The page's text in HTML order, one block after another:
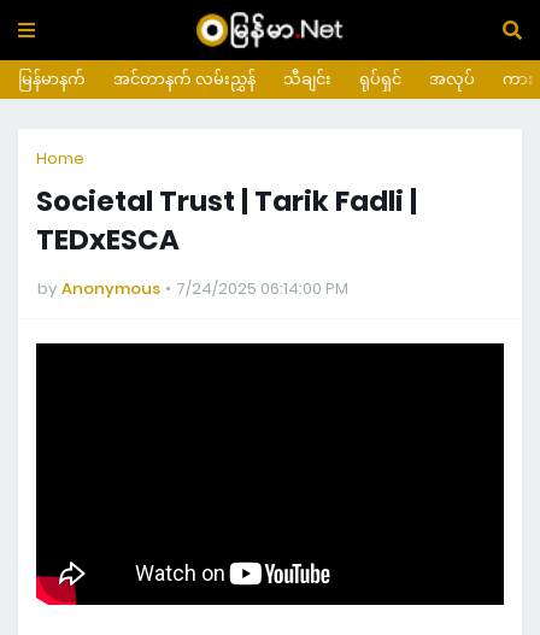
မြန်မာနက် အင်တာနက် လမ်းညွှန် သီချင်း ရုပ်ရှင် အလုပ် ကား
Home
Societal Trust | Tarik Fadli |
TEDxESCA
by Anonymous 7/24/2025 06:14:00 PM